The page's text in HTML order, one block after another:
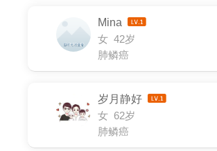
Mina
女 42岁
肺鳞癌
岁月静好
女 62岁
肺鳞癌